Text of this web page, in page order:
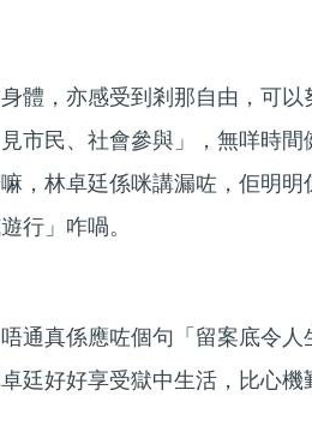
體，亦感受到剎那自由，可以
市民、社會參與」，無咩時間
，林卓廷係咪講漏咗，佢明明
行」咋喎。
通真係應咗個句「留案底令人
廷好好享受獄中生活，比心機